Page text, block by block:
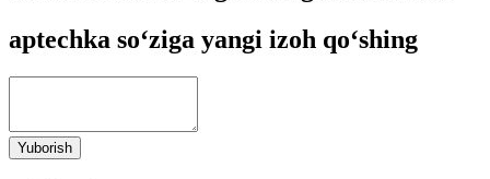
aptechka so‘ziga yangi izoh qo‘shing
Yuborish